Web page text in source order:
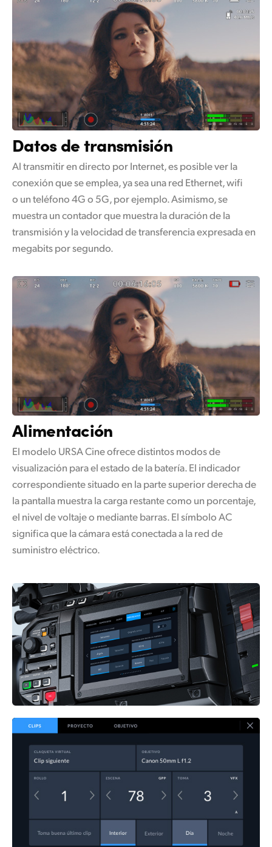
Datos de transmisión
Al transmitir en directo por Internet, es posible ver la
conexión que se emplea, ya sea una red Ethernet, wifi
o un teléfono 4G o 5G, por ejemplo. Asimismo, se
muestra un contador que muestra la duración de la
transmisión y la velocidad de transferencia expresada en
megabits por segundo.
Alimentación
El modelo URSA Cine ofrece distintos modos de
visualización para el estado de la batería. El indicador
correspondiente situado en la parte superior derecha de
la pantalla muestra la carga restante como un porcentaje,
el nivel de voltaje o mediante barras. El símbolo AC
significa que la cámara está conectada a la red de
suministro eléctrico.